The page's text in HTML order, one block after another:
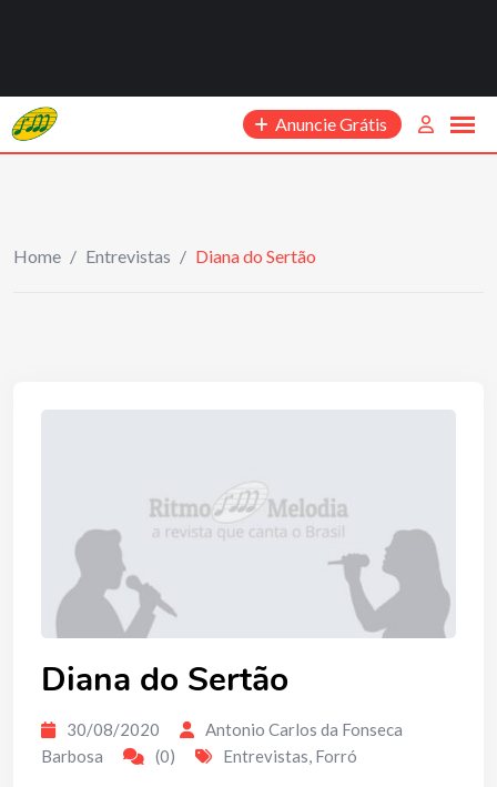
Anuncie Grátis
Home / Entrevistas / Diana do Sertão
Diana do Sertão
30/08/2020
Antonio Carlos da Fonseca
Barbosa
(0) Entrevistas, Forró